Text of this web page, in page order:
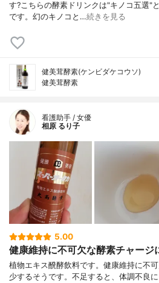
す? こちらの酵素ドリンクは "キノコ五選"
です。 幻のキノコと…続きを見る
健美茸酵素(ケンビダケコウソ)
健美茸酵素
看護助手 / 女優
相原 るり子
5.00
健康維持に不可欠な酵素チャージ
植物エキス醗酵飲料です。健康維持に不
少するそうです。不足すると、体調不良